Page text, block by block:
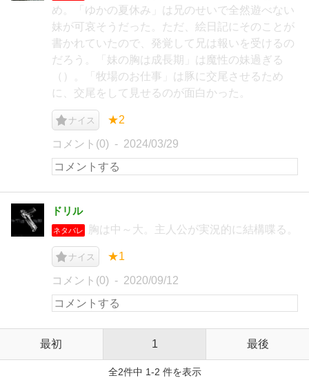
め。「ゆかの夏休み」は兄のせいで全然遊べない
妹が可哀そうだった。ただ、絵日記にそのことが
書かれていたので、発覚して兄は報いを受けるの
だろう。「妹の胸は成長期」は魔性の妹過ぎる
（）。「牧場のお仕事」は豚に交尾させるため
に、交尾をして見せるのが面白かった。
ナイス ★2
コメント(0) 2024/03/29
ドリル
ネタバレ 胸は中～大。主人公が実況的に結構喋る。
ナイス ★1
コメント(0) 2020/09/12
最初 1 最後
全2件中 1-2 件を表示